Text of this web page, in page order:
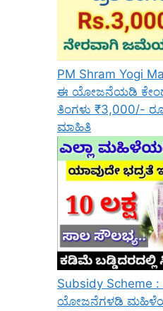
PM Shram Yogi
ಈ ಯೋಜನೆಯಡಿ
ತಿಂಗಳು ₹3,000/-
ಮಾಹಿತಿ
Subsidy Scheme
ಯೋಜನೆಗಳಡಿ